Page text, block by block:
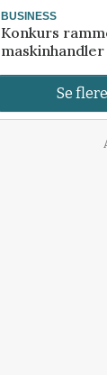
BUSINESS
Konkurs
Se